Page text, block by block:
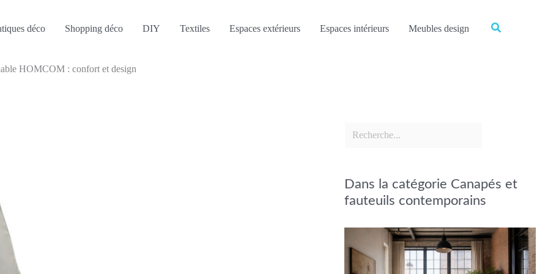
déco Shopping déco DIY Textiles Espaces extérieurs Espaces intérieurs Meubles design Rechercher
HOMCOM : confort et design
Dans la catégorie Canapés et
fauteuils contemporains